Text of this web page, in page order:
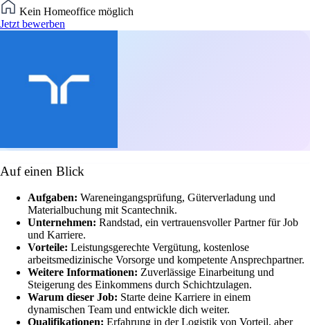
Kein Homeoffice möglich
Jetzt bewerben
Auf einen Blick
Aufgaben: Wareneingangsprüfung, Güterverladung und
Materialbuchung mit Scantechnik.
Unternehmen: Randstad, ein vertrauensvoller Partner für Job
und Karriere.
Vorteile: Leistungsgerechte Vergütung, kostenlose
arbeitsmedizinische Vorsorge und kompetente Ansprechpartner.
Weitere Informationen: Zuverlässige Einarbeitung und
Steigerung des Einkommens durch Schichtzulagen.
Warum dieser Job: Starte deine Karriere in einem
dynamischen Team und entwickle dich weiter.
Qualifikationen: Erfahrung in der Logistik von Vorteil, aber